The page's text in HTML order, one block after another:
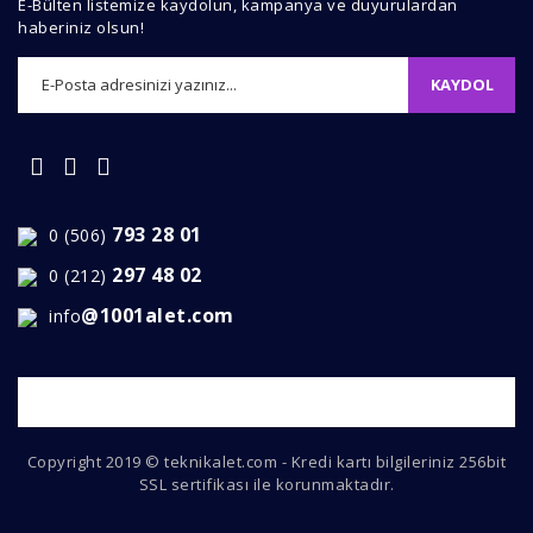
E-Bülten listemize kaydolun, kampanya ve duyurulardan
haberiniz olsun!
KAYDOL
0 (506) 793 28 01
0 (212) 297 48 02
info@1001alet.com
Copyright 2019 © teknikalet.com - Kredi kartı bilgileriniz 256bit
SSL sertifikası ile korunmaktadır.